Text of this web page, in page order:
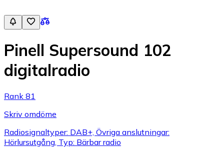
Pinell Supersound 102
digitalradio
Rank 81
Skriv omdöme
Radiosignaltyper: DAB+, Övriga anslutningar:
Hörlursutgång, Typ: Bärbar radio